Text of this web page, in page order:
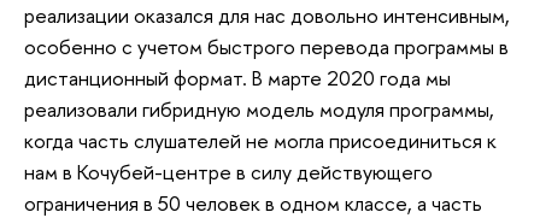
реализации оказался для нас довольно интенсивным,
особенно с учетом быстрого перевода программы в
дистанционный формат. В марте 2020 года мы
реализовали гибридную модель модуля программы,
когда часть слушателей не могла присоединиться к
нам в Кочубей-центре в силу действующего
ограничения в 50 человек в одном классе, а часть